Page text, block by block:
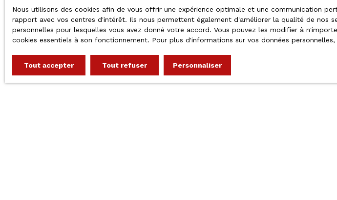
Mentions légales
Politique de
Plan du site
Nous utilisons des cookies afin de vous offrir une expérience optimale et une communication
rapport avec vos centres d'intérêt. Ils nous permettent également d'améliorer la qualité de nos
personnelles pour lesquelles vous avez donné votre accord. Vous pouvez les modifier à
cookies essentiels à son fonctionnement. Pour plus d'informations sur vos données
Tout accepter Tout refuser Personnaliser